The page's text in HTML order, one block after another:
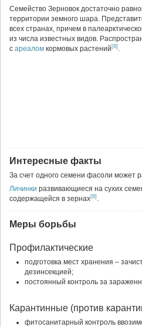
Семейство Зерновок достаточно
территории земного шара.
всех странах, причем в
из числа известных видов.
с ареалом кормовых растений [8] .
Интересные факты
За счет одного семени фасоли может
Личинки развивающиеся на сухих
содержащейся в зернах[8] .
Меры борьбы
Профилактические
подготовка мест хранения –
дезинсекцией;
постоянный контроль за
Карантинные (против
фитосанитарный контроль